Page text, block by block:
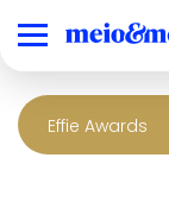
Effie Awards